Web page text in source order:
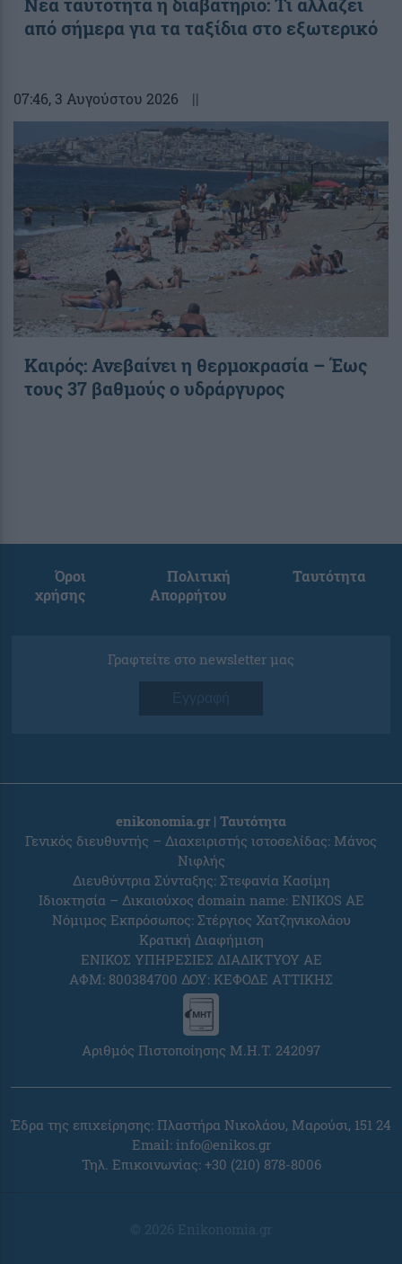
από σήμερα για τα ταξίδια στο εξωτερικό
07:46, 3 Αυγούστου 2026 ||
Καιρός: Ανεβαίνει η θερμοκρασία – Έως
τους 37 βαθμούς ο υδράργυρος
Όροι
χρήσης
Πολιτική
Απορρήτου
Ταυτότητα
Γραφτείτε στο newsletter μας
Εγγραφή
enikonomia.gr | Ταυτότητα
Γενικός διευθυντής – Διαχειριστής ιστοσελίδας: Μάνος
Νιφλής
Διευθύντρια Σύνταξης: Στεφανία Κασίμη
Ιδιοκτησία – Δικαιούχος domain name: ENIKOS AE
Νόμιμος Εκπρόσωπος: Στέργιος Χατζηνικολάου
Κρατική Διαφήμιση
ΕΝΙΚΟΣ ΥΠΗΡΕΣΙΕΣ ΔΙΑΔΙΚΤΥΟΥ ΑΕ
ΑΦΜ: 800384700 ΔΟΥ: ΚΕΦΟΔΕ ΑΤΤΙΚΗΣ
Αριθμός Πιστοποίησης Μ.Η.Τ. 242097
Έδρα της επιχείρησης: Πλαστήρα Νικολάου, Μαρούσι, 151 24
Email: info@enikos.gr
Τηλ. Επικοινωνίας: +30 (210) 878-8006